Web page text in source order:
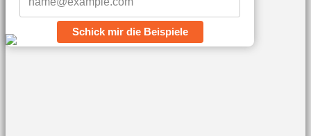
Schick mir die Beispiele